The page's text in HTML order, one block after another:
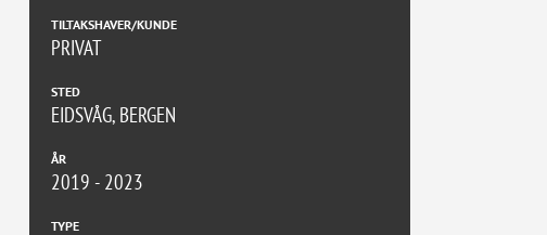
TILTAKSHAVER/KUNDE
PRIVAT
STED
EIDSVÅG, BERGEN
ÅR
2019 - 2023
TYPE